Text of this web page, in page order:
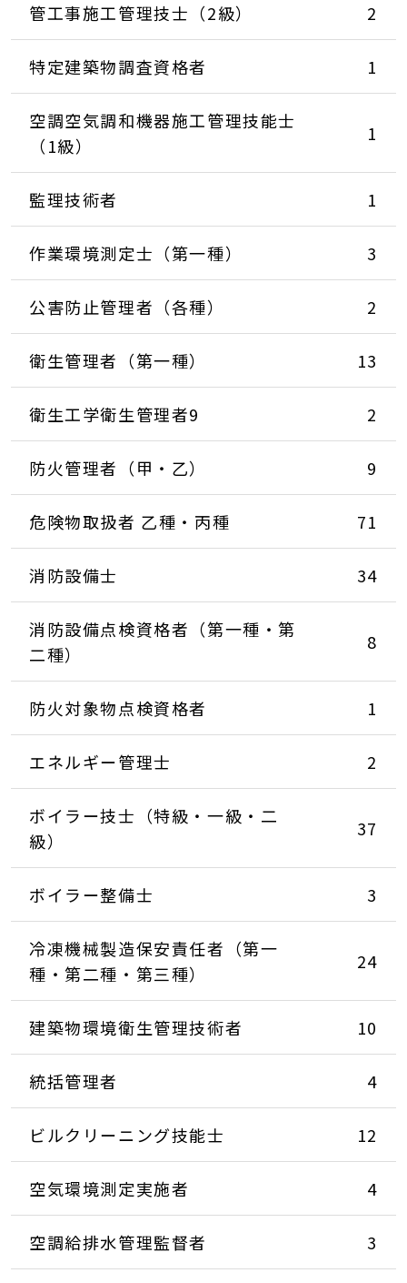
管工事施工管理技士（2級） 2
特定建築物調査資格者 1
空調空気調和機器施工管理技能士
（1級）
1
監理技術者 1
作業環境測定士（第一種） 3
公害防止管理者（各種） 2
衛生管理者（第一種） 13
衛生工学衛生管理者9 2
防火管理者（甲・乙） 9
危険物取扱者 乙種・丙種 71
消防設備士 34
消防設備点検資格者（第一種・第
二種）
8
防火対象物点検資格者 1
エネルギー管理士 2
ボイラー技士（特級・一級・二
級）
37
ボイラー整備士 3
冷凍機械製造保安責任者（第一
種・第二種・第三種）
24
建築物環境衛生管理技術者 10
統括管理者 4
ビルクリーニング技能士 12
空気環境測定実施者 4
空調給排水管理監督者 3